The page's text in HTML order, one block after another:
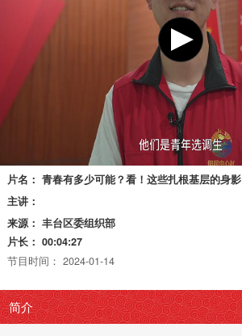
片名： 青春有多少可能？看！这些扎根基层的身影
主讲：
来源： 丰台区委组织部
片长： 00:04:27
节目时间： 2024-01-14
简介